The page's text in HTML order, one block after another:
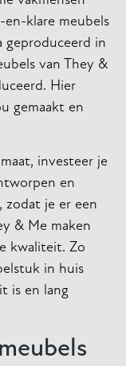
en-klare meubels
geproduceerd in
van They &
Hier
gemaakt en
investeer je
en
zodat je er een
& Me maken
kwaliteit. Zo
in huis
is en lang